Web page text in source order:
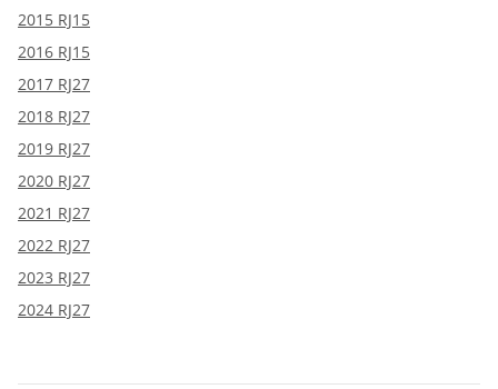
2015 RJ15
2016 RJ15
2017 RJ27
2018 RJ27
2019 RJ27
2020 RJ27
2021 RJ27
2022 RJ27
2023 RJ27
2024 RJ27